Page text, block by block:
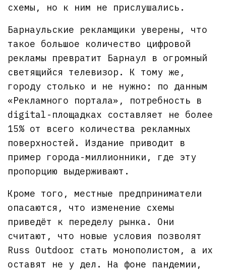
схемы, но к ним не прислушались.
Барнаульские рекламщики уверены, что
такое большое количество цифровой
рекламы превратит Барнаул в огромный
светящийся телевизор. К тому же,
городу столько и не нужно: по данным
«Рекламного портала», потребность в
digital-площадках составляет не более
15% от всего количества рекламных
поверхностей. Издание приводит в
пример города-миллионники, где эту
пропорцию выдерживают.
Кроме того, местные предприниматели
опасаются, что изменение схемы
приведёт к переделу рынка. Они
считают, что новые условия позволят
Russ Outdoor стать монополистом, а их
оставят не у дел. На фоне пандемии,